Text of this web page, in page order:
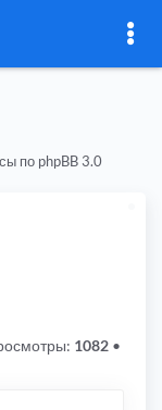
по phpBB 3.0
1082 •